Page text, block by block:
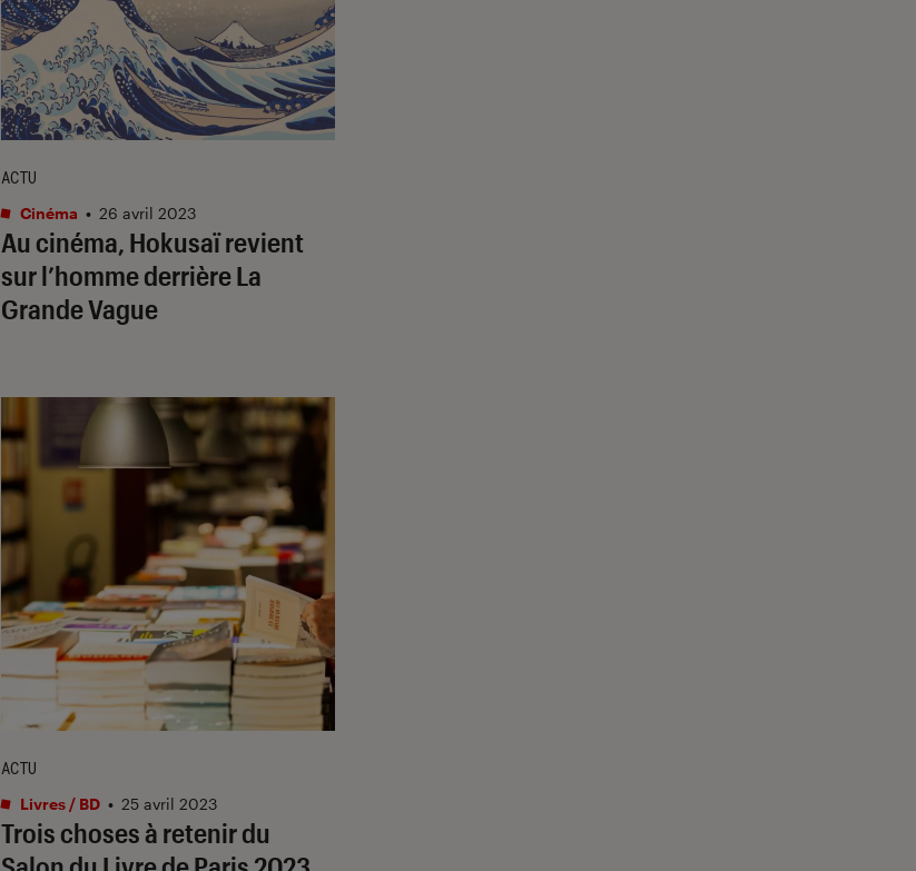
Au cinéma, Hokusaïrevient
sur l’homme derrièreLa
Grande Vague
ACTU
Cinéma • 26 avril 2023
Trois choses à retenir du
ACTU
Livres / BD • 25 avril 2023